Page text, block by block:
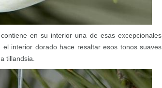
en su interior una de esas excepcionales
interior dorado hace resaltar esos tonos suaves
tillandsia.